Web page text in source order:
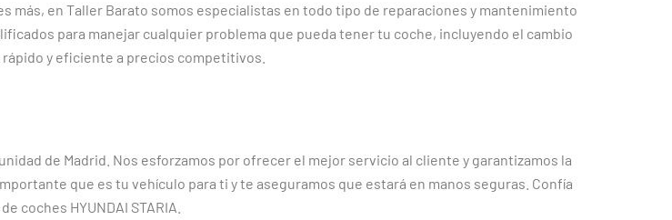
más, en Taller Barato somos especialistas en todo tipo de reparaciones y mantenimiento
para manejar cualquier problema que pueda tener tu coche, incluyendo el cambio
y eficiente a precios competitivos.
de Madrid. Nos esforzamos por ofrecer el mejor servicio al cliente y garantizamos la
que es tu vehículo para ti y te aseguramos que estará en manos seguras. Confía
coches HYUNDAI STARIA.